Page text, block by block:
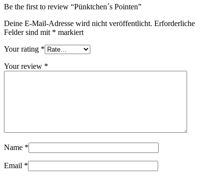
Be the first to review “Pünktchen´s Pointen”
Deine E-Mail-Adresse wird nicht veröffentlicht. Erforderliche
Felder sind mit * markiert
Your rating *
Your review *
Name *
Email *